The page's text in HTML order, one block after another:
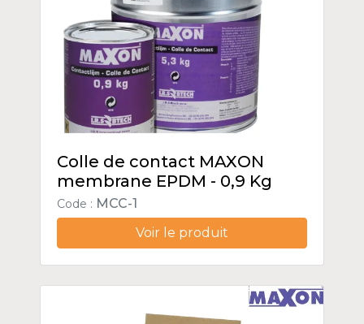
Colle de contact MAXON
membrane EPDM - 0,9 Kg
Code : MCC-1
Voir le produit